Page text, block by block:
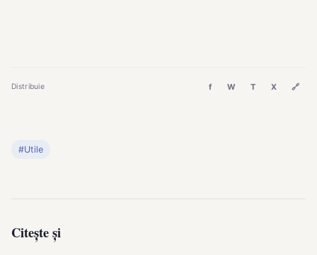
Distribuie f W T X 🔗
#Utile
Citește și